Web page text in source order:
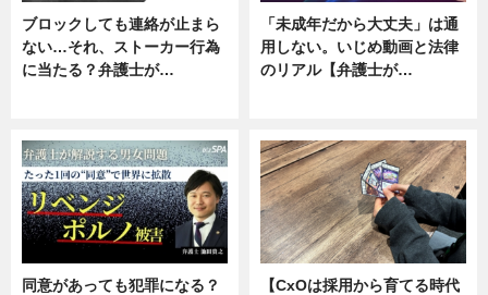
ブロックしても連絡が止まら
ない…それ、ストーカー行為
に当たる？弁護士が…
「未成年だから大丈夫」は通
用しない。いじめ動画と法律
のリアル【弁護士が…
同意があっても犯罪になる？
【CxOは採用から育てる時代